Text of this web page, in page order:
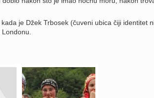
je Džek Trbosek (čuveni ubica čiji identitet